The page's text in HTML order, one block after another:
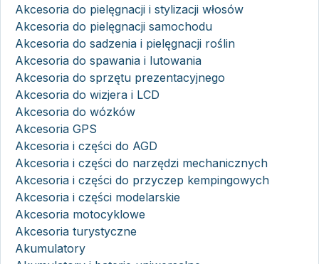
Akcesoria do pielęgnacji i stylizacji włosów
Akcesoria do pielęgnacji samochodu
Akcesoria do sadzenia i pielęgnacji roślin
Akcesoria do spawania i lutowania
Akcesoria do sprzętu prezentacyjnego
Akcesoria do wizjera i LCD
Akcesoria do wózków
Akcesoria GPS
Akcesoria i części do AGD
Akcesoria i części do narzędzi mechanicznych
Akcesoria i części do przyczep kempingowych
Akcesoria i części modelarskie
Akcesoria motocyklowe
Akcesoria turystyczne
Akumulatory